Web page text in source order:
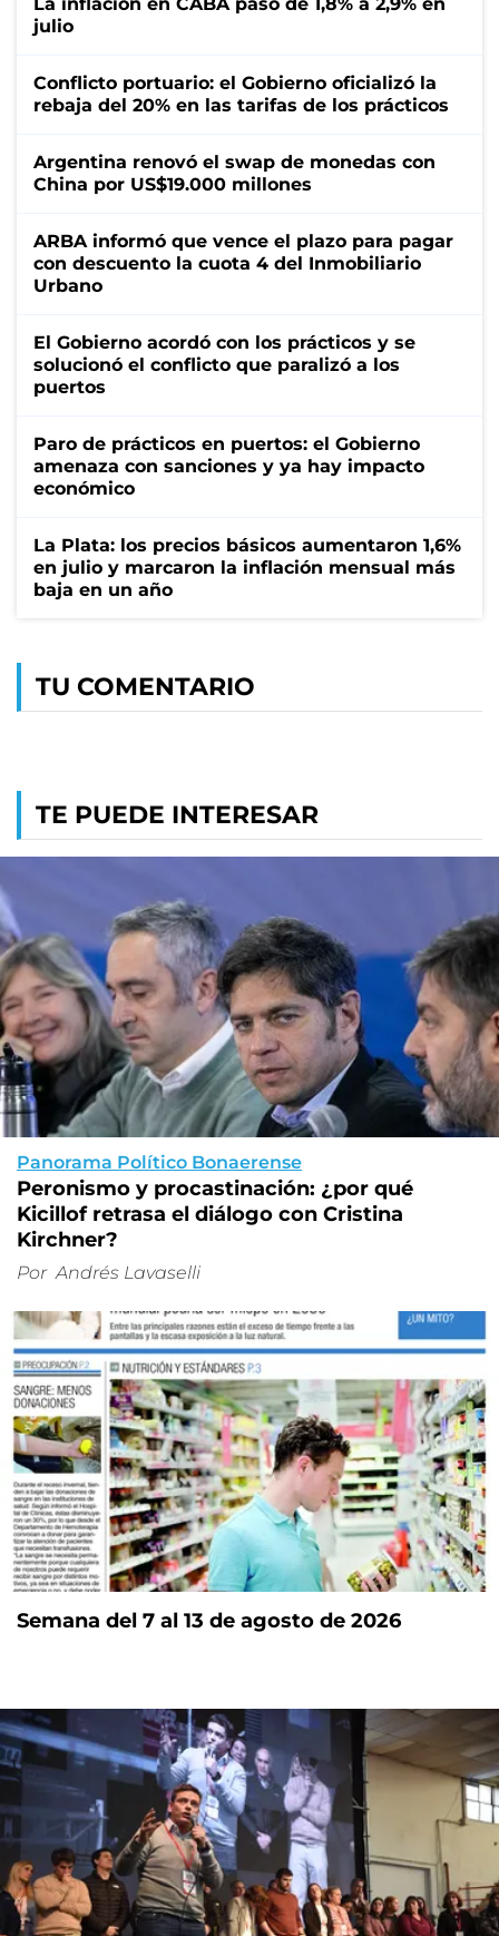
julio
Conflicto portuario: el Gobierno oficializó la
rebaja del 20% en las tarifas de los prácticos
Argentina renovó el swap de monedas con
China por US$19.000 millones
ARBA informó que vence el plazo para pagar
con descuento la cuota 4 del Inmobiliario
Urbano
El Gobierno acordó con los prácticos y se
solucionó el conflicto que paralizó a los
puertos
Paro de prácticos en puertos: el Gobierno
amenaza con sanciones y ya hay impacto
económico
La Plata: los precios básicos aumentaron 1,6%
en julio y marcaron la inflación mensual más
baja en un año
TU COMENTARIO
TE PUEDE INTERESAR
Panorama Político Bonaerense
Peronismo y procastinación: ¿por qué
Kicillof retrasa el diálogo con Cristina
Kirchner?
Por Andrés Lavaselli
Semana del 7 al 13 de agosto de 2026